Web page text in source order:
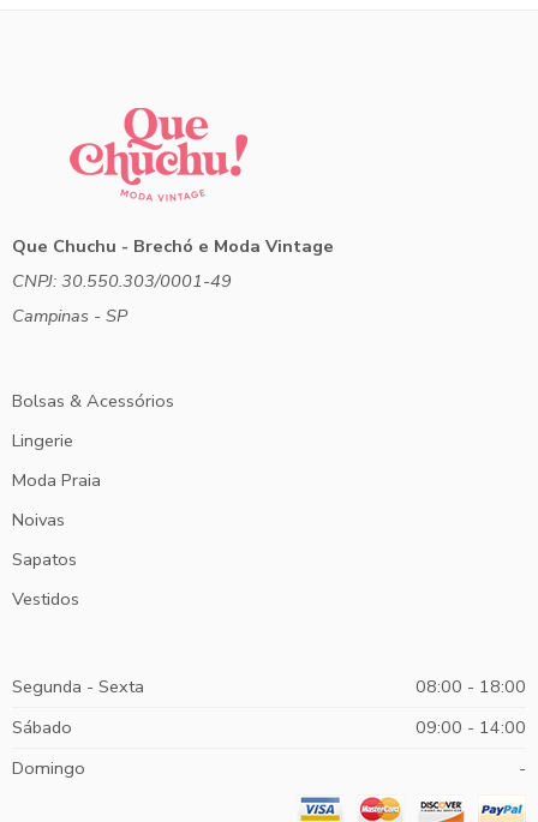
Que Chuchu - Brechó e Moda Vintage
CNPJ: 30.550.303/0001-49
Campinas - SP
Bolsas & Acessórios
Lingerie
Moda Praia
Noivas
Sapatos
Vestidos
Segunda - Sexta
08:00 - 18:00
Sábado
09:00 - 14:00
Domingo
-